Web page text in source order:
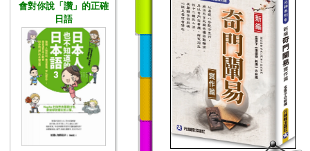
會對你說「讚」的正確
日語